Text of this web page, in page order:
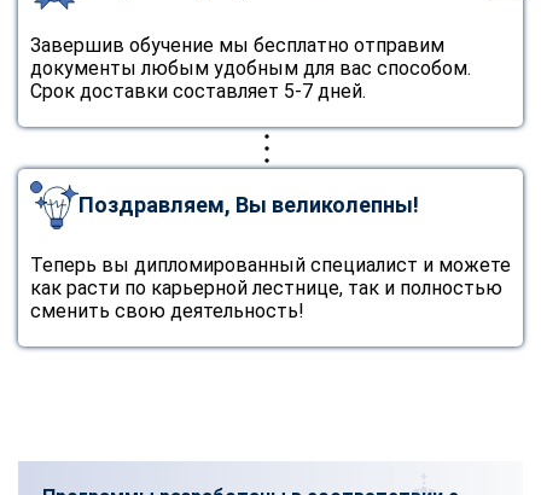
Завершив обучение мы бесплатно отправим
документы любым удобным для вас способом.
Срок доставки составляет 5-7 дней.
Поздравляем, Вы великолепны!
Теперь вы дипломированный специалист и можете
как расти по карьерной лестнице, так и полностью
сменить свою деятельность!